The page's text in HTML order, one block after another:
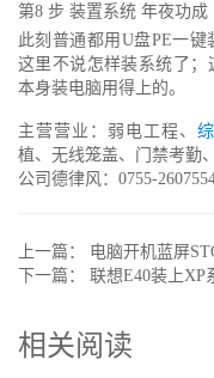
第8 步 装置系统 年夜功成
此刻普通都用U盘PE一键
这里不说怎样装系统了
本身装电脑用得上的。
主营营业：弱电工程、
植、无线笼盖、门禁考勤
公司德律风：0755-
上一篇：
电脑开机蓝屏
下一篇：
联想E40装上
相关阅读